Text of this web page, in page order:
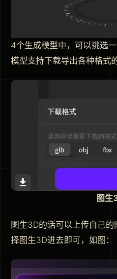
4个生成模型中，可以挑选
模型支持下载导出各种格式
图生
图生3D的话可以上传自己
择图生3D进去即可，如图：